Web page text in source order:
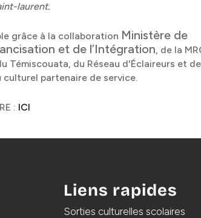
laurent.
grâce à la collaboration Ministère de
et de l’Intégration, de la
Témiscouata, du Réseau d'Éclaireurs et
culturel partenaire de service.
: ICI
Liens rapides
Sorties culturelles scolaires